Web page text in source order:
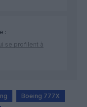
:
se profilent à
Boeing 777X